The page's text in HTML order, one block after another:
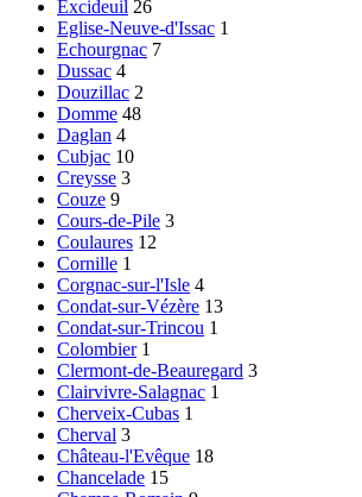
Excideuil 26
Eglise-Neuve-d'Issac 1
Echourgnac 7
Dussac 4
Douzillac 2
Domme 48
Daglan 4
Cubjac 10
Creysse 3
Couze 9
Cours-de-Pile 3
Coulaures 12
Cornille 1
Corgnac-sur-l'Isle 4
Condat-sur-Vézère 13
Condat-sur-Trincou 1
Colombier 1
Clermont-de-Beauregard 3
Clairvivre-Salagnac 1
Cherveix-Cubas 1
Cherval 3
Château-l'Evêque 18
Chancelade 15